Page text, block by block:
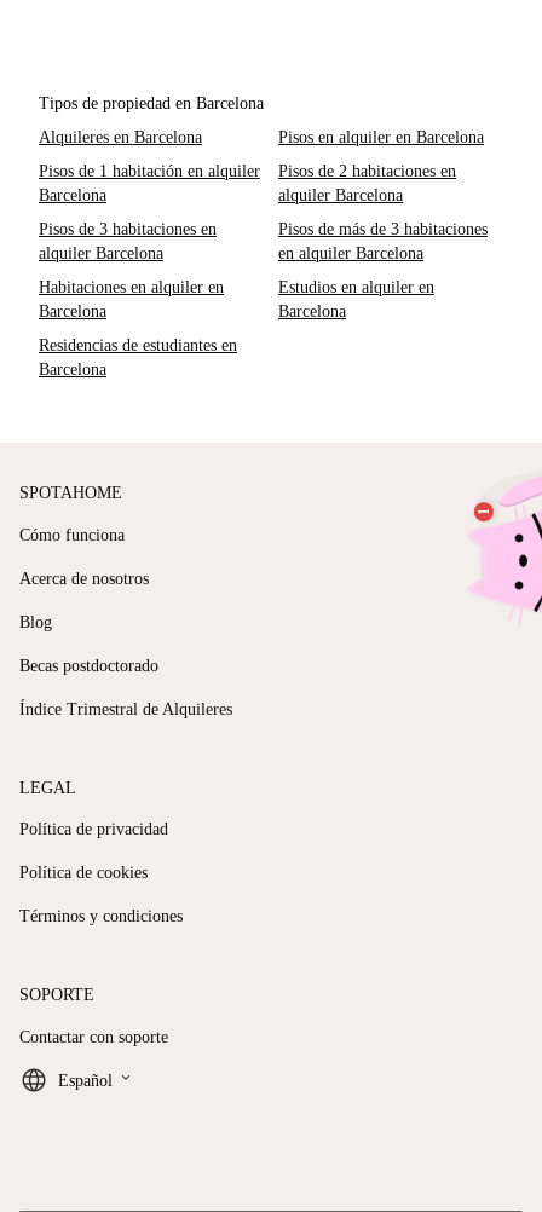
Tipos de propiedad en Barcelona
Alquileres en Barcelona
Pisos en alquiler en Barcelona
Pisos de 1 habitación en alquiler
Barcelona
Pisos de 2 habitaciones en
alquiler Barcelona
Pisos de 3 habitaciones en
alquiler Barcelona
Pisos de más de 3 habitaciones
en alquiler Barcelona
Habitaciones en alquiler en
Barcelona
Estudios en alquiler en
Barcelona
Residencias de estudiantes en
Barcelona
SPOTAHOME
Cómo funciona
Acerca de nosotros
Blog
Becas postdoctorado
Índice Trimestral de Alquileres
LEGAL
Política de privacidad
Política de cookies
Términos y condiciones
SOPORTE
Contactar con soporte
Español keyboard_arrow_down